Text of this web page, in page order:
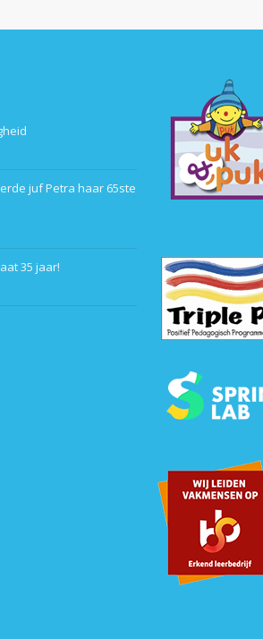
juf Petra haar 65ste
35 jaar!